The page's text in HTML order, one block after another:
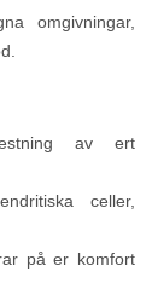
omgivningar,
av ert
celler,
på er komfort